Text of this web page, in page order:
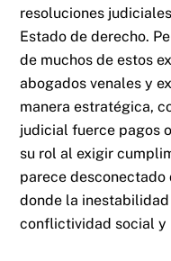
resoluciones
Estado de derecho.
de muchos de estos
abogados venales y
manera estratégica,
judicial fuerce pagos
su rol al exigir
parece
donde la
conflictividad social y